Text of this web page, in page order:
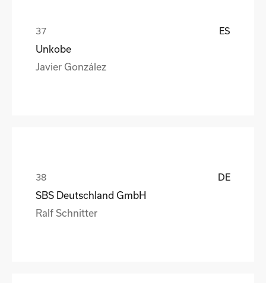
ES
Unkobe
Javier González
DE
SBS Deutschland GmbH
Ralf Schnitter